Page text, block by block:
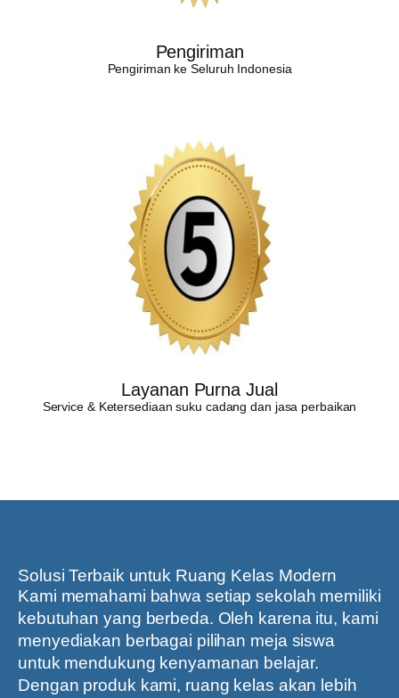
Pengiriman
Pengiriman ke Seluruh Indonesia
Layanan Purna Jual
Service & Ketersediaan suku cadang dan jasa perbaikan
Solusi Terbaik untuk Ruang Kelas Modern
Kami memahami bahwa setiap sekolah memiliki
kebutuhan yang berbeda. Oleh karena itu, kami
menyediakan berbagai pilihan meja siswa
untuk mendukung kenyamanan belajar.
Dengan produk kami, ruang kelas akan lebih